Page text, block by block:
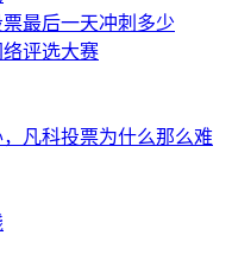
最后一天冲刺多少
评选大赛
凡科投票为什么那么难